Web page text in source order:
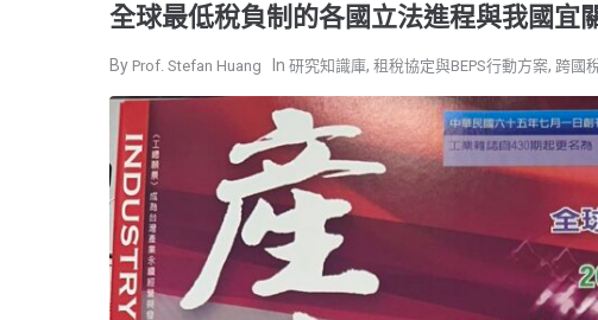
全球最低稅負制的各國立法進程與我國宜
Prof. Stefan Huang 研究知識庫, 租稅協定與BEPS行動方案, 跨國